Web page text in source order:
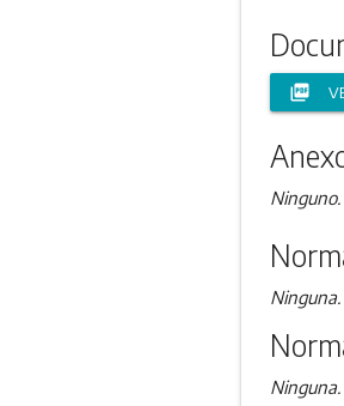
picture_as_pdf
Ninguno.
Ninguna.
Ninguna.